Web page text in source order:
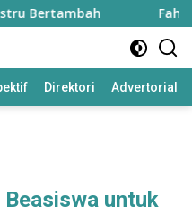
Fahreza
Direktori Advertorial
Beasiswa untuk